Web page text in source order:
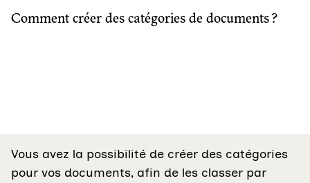
Comment créer des catégories de documents ?
Vous avez la possibilité de créer des catégories
pour vos documents, afin de les classer par